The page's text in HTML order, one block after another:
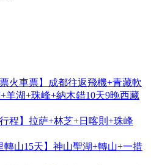
火車票】成都往返飛機+青藏軟
羊湖+珠峰+納木錯10天9晚西藏
程】拉萨+林芝+日喀則+珠峰
轉山15天】神山聖湖+轉山+一措